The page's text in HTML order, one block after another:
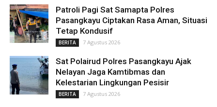
Patroli Pagi Sat Samapta Polres
Pasangkayu Ciptakan Rasa Aman, Situasi
Tetap Kondusif
BERITA 7 Agustus 2026
Sat Polairud Polres Pasangkayu Ajak
Nelayan Jaga Kamtibmas dan
Kelestarian Lingkungan Pesisir
BERITA 7 Agustus 2026